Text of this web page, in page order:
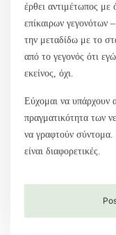
έρθει αντιμέτωπος με
επίκαιρων γεγονότων
την μεταδίδω με το
από το γεγονός ότι
εκείνος, όχι.
Εύχομαι να υπάρχουν
πραγματικότητα των
να γραφτούν σύντομα.
είναι διαφορετικές.